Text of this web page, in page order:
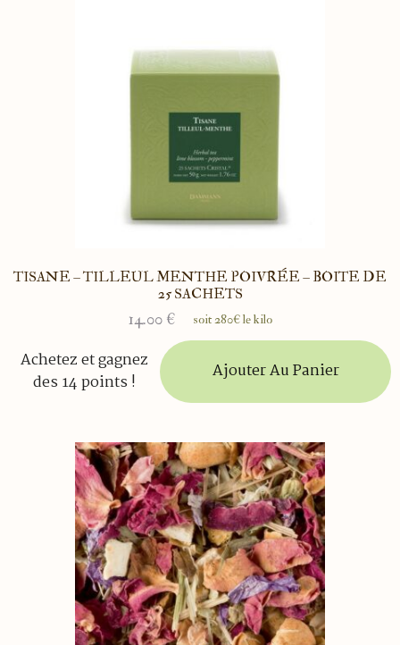
TISANE – TILLEUL MENTHE POIVRÉE – BOITE DE
25 SACHETS
14.00 € soit 280€ le kilo
Achetez et gagnez
des 14 points !
Ajouter Au Panier